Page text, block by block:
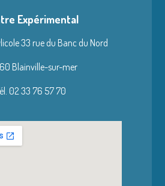
Expérimental
33 rue du Banc du Nord
Blainville-sur-mer
02 33 76 57 70